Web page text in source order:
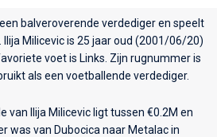
een balveroverende verdediger en speelt
. Ilija Milicevic is 25 jaar oud (2001/06/20)
voet is Links. Zijn rugnummer is
als een voetballende verdediger.
van Ilija Milicevic ligt tussen €0.2M en
was van Dubocica naar Metalac in